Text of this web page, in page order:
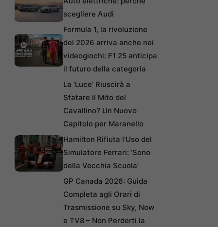
scegliere Audi
Formula 1, la rivoluzione
del 2026 arriva anche nei
videogiochi: F1 25 anticipa
il futuro della categoria
La ‘Luce’ Riuscirà a
Sfatare il Mito del
Cavallino? Un Nuovo
Capitolo per Maranello
Hamilton Rifiuta l’Uso del
Simulatore Ferrari: ‘Sono
della Vecchia Scuola’
GP Canada 2026: Guida
Completa agli Orari di
Trasmissione su Sky, Now
e TV8 – Non Perderti la